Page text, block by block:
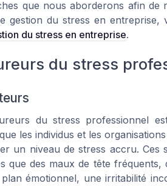
que nous aborderons afin de
gestion du stress en
du stress en entreprise.
du stress
du stress professionnel
les individus et les
un niveau de stress accru. Ces
que des maux de tête
émotionnel, une irritabilité